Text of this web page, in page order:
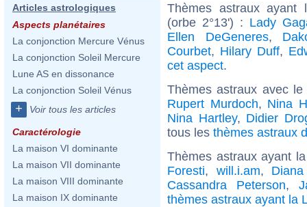
Articles astrologiques
Aspects planétaires
La conjonction Mercure Vénus
La conjonction Soleil Mercure
Lune AS en dissonance
La conjonction Soleil Vénus
+ Voir tous les articles
Caractérologie
La maison VI dominante
La maison VII dominante
La maison VIII dominante
La maison IX dominante
Thèmes astraux ayant
(orbe 2°13') : Lady
Ellen DeGeneres,
Courbet, Hilary Duff,
cet aspect.
Thèmes astraux avec
Rupert Murdoch, Nina
Nina Hartley, Didier
tous les thèmes astraux
Thèmes astraux ayant
Foresti, will.i.am,
Cassandra Peterson,
thèmes astraux ayant la